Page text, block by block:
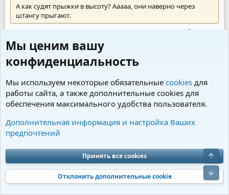
А как судят прыжки в высоту? Ааааа, они наверно через
штангу прыгают.
И через планку, ее по высоте поднимают, или бывает
заборчик, надставляют панели выше и выше)
[update]
Monik сказал(а):
И очень заинтриговал МУЗЕЙ?!
медалей.. Все, что связано с историей клуба)
Виртуальный есть на сайте клуба, а на выставке будет
http://www.sobaka-perm.ru/centr-sportivnogo-
sobakovodstva/museum/history-page1
Мы ценим вашу
конфиденциальность
Мы используем некоторые обязательные cookies для
работы сайта, а также дополнительные cookies для
обеспечения максимального удобства пользователя.
Дополнительная информация и настройка Ваших
предпочтений
Принять все cookies
Отклонить дополнительные cookie
Верх
Низ